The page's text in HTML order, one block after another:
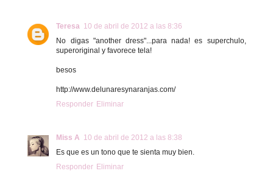
Teresa 10 de abril de 2012 a las 8:36
No digas "another dress"...para nada! es superchulo,
superoriginal y favorece tela!
besos
http://www.delunaresynaranjas.com/
Responder Eliminar
Miss A 10 de abril de 2012 a las 8:38
Es que es un tono que te sienta muy bien.
Responder Eliminar